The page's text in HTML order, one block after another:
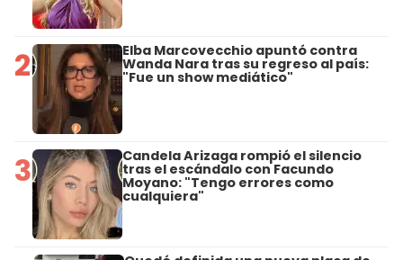
2 Elba Marcovecchio apuntó contra
Wanda Nara tras su regreso al país:
"Fue un show mediático"
3 Candela Arizaga rompió el silencio
tras el escándalo con Facundo
Moyano: "Tengo errores como
cualquiera"